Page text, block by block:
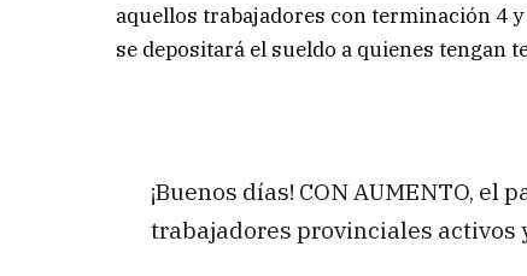
aquellos trabajadores con terminación 4
se depositará el sueldo a quienes tengan
¡Buenos días! CON AUMENTO,
trabajadores provinciales activos